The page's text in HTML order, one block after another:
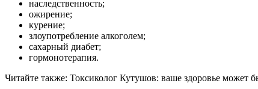
наследственность;
ожирение;
курение;
злоупотребление алкоголем;
сахарный диабет;
гормонотерапия.
Читайте также: Токсиколог Кутушов: ваше здоровье может